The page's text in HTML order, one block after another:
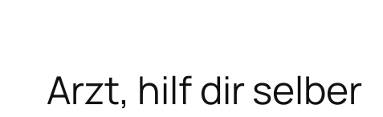
Arzt, hilf dir selber